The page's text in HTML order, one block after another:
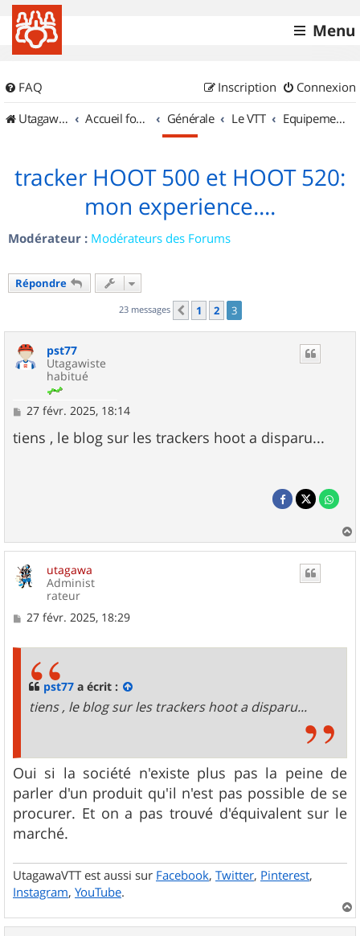
Menu
FAQ Connexion
Inscription
UtagawaVTT (Randos VTT et VTTAE avec traces GPS)
Accueil forum Générale Le VTT Equipements et Accessoires
tracker HOOT 500 et HOOT 520:
mon experience....
Modérateur : Modérateurs des Forums
Répondre
23 messages Précédent
1 2 3
pst77
Utagawiste
habitué
M
s
s
27 févr. 2025, 18:14
tiens , le blog sur les trackers hoot a disparu...
a
utagawa
Administ
rateur
M
27 févr. 2025, 18:29
pst77 a écrit :
tiens , le blog sur les trackers hoot a disparu...
Oui si la société n'existe plus pas la peine de
parler d'un produit qu'il n'est pas possible de se
procurer. Et on a pas trouvé d'équivalent sur le
marché.
UtagawaVTT est aussi sur Facebook, Twitter, Pinterest,
Instagram, YouTube.
a